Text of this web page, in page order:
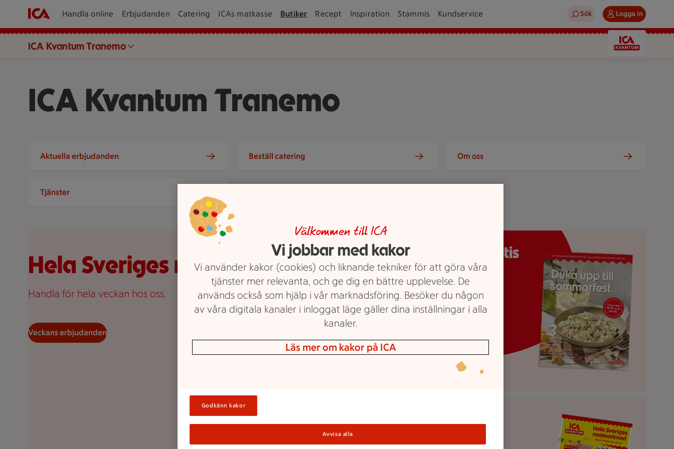
Handla online Erbjudanden Catering ICAs matkasse Butiker Recept Inspiration Stammis Kundservice Sök Logga in
ICA Kvantum Tranemo
ICA Kvantum Tranemo
Pinsa 20 kronor styck, Creme fraiche 25 kronor styck.
Hela Sveriges matmarknad!
Handla för hela veckan hos oss.
Veckans erbjudanden
Aktuella erbjudanden Beställ catering Om oss
Tjänster
Kvantums matmagasin "Duka upp till sommarfest"
Finns gratis
i butik!
Senaste numret
Se våra
aktuella
Välkommen till ICA
Vi jobbar med kakor
Vi använder kakor (cookies) och liknande tekniker för att göra våra
tjänster mer relevanta, och ge dig en bättre upplevelse. De
används också som hjälp i vår marknadsföring. Besöker du någon
av våra digitala kanaler i inloggat läge gäller dina inställningar i alla
kanaler.
Läs mer om kakor på ICA
Godkänn kakor
Avvisa alla